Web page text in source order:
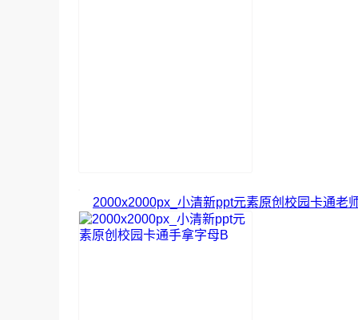
2000x2000px_小清新ppt元素原创校园卡通老